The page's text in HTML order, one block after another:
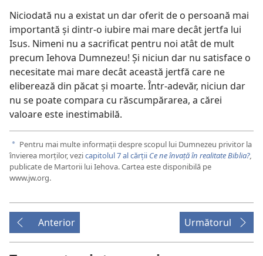
Niciodată nu a existat un dar oferit de o persoană mai
importantă și dintr-o iubire mai mare decât jertfa lui
Isus. Nimeni nu a sacrificat pentru noi atât de mult
precum Iehova Dumnezeu! Și niciun dar nu satisface o
necesitate mai mare decât această jertfă care ne
eliberează din păcat și moarte. Într-adevăr, niciun dar
nu se poate compara cu răscumpărarea, a cărei
valoare este inestimabilă.
a Pentru mai multe informații despre scopul lui Dumnezeu privitor la
învierea morților, vezicapitolul 7 al cărții Ce ne învață în realitate Biblia?,
publicate de Martorii lui Iehova. Cartea este disponibilă pe
www.jw.org.
Anterior Următorul